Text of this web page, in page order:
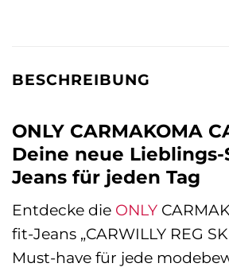
BESCHREIBUNG
ONLY CARMAKOMA
Deine neue
Jeans für jeden Tag
Entdecke die ONLY
fit-Jeans „CARWILLY REG
Must-have für jede